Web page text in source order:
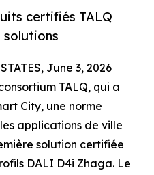
certifiés TALQ
June 3, 2026
TALQ, qui a
City, une norme
applications de ville
solution certifiée
DALI D4i Zhaga. Le